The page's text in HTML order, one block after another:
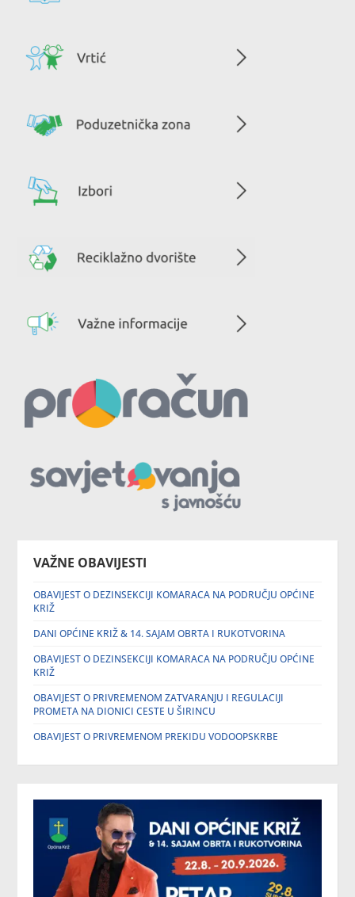
VAŽNE OBAVIJESTI
OBAVIJEST O DEZINSEKCIJI KOMARACA NA PODRUČJU OPĆINE
KRIŽ
DANI OPĆINE KRIŽ & 14. SAJAM OBRTA I RUKOTVORINA
OBAVIJEST O DEZINSEKCIJI KOMARACA NA PODRUČJU OPĆINE
KRIŽ
OBAVIJEST O PRIVREMENOM ZATVARANJU I REGULACIJI
PROMETA NA DIONICI CESTE U ŠIRINCU
OBAVIJEST O PRIVREMENOM PREKIDU VODOOPSKRBE